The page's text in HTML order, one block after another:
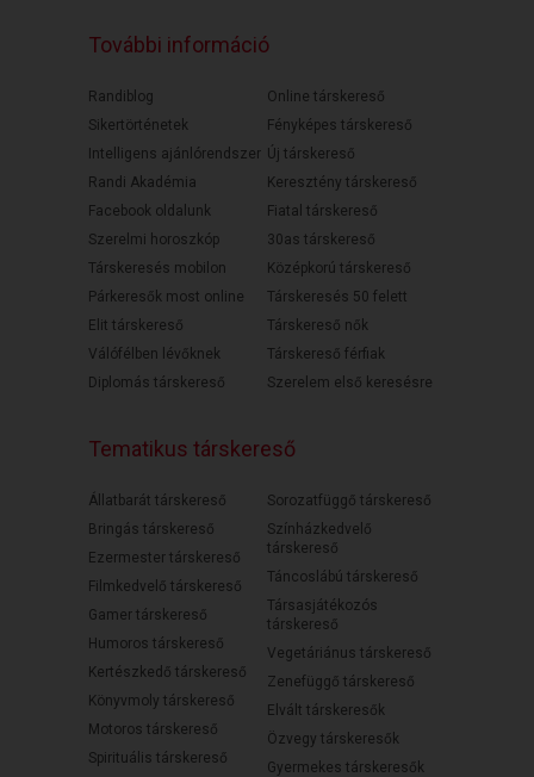
További információ
Randiblog
Sikertörténetek
Intelligens ajánlórendszer
Randi Akadémia
Facebook oldalunk
Szerelmi horoszkóp
Társkeresés mobilon
Párkeresők most online
Elit társkereső
Válófélben lévőknek
Diplomás társkereső
Online társkereső
Fényképes társkereső
Új társkereső
Keresztény társkereső
Fiatal társkereső
30as társkereső
Középkorú társkereső
Társkeresés 50 felett
Társkereső nők
Társkereső férfiak
Szerelem első keresésre
Tematikus társkereső
Állatbarát társkereső
Bringás társkereső
Ezermester társkereső
Filmkedvelő társkereső
Gamer társkereső
Humoros társkereső
Kertészkedő társkereső
Könyvmoly társkereső
Motoros társkereső
Spirituális társkereső
Sorozatfüggő társkereső
Színházkedvelő
társkereső
Táncoslábú társkereső
Társasjátékozós
társkereső
Vegetáriánus társkereső
Zenefüggő társkereső
Elvált társkeresők
Özvegy társkeresők
Gyermekes társkeresők